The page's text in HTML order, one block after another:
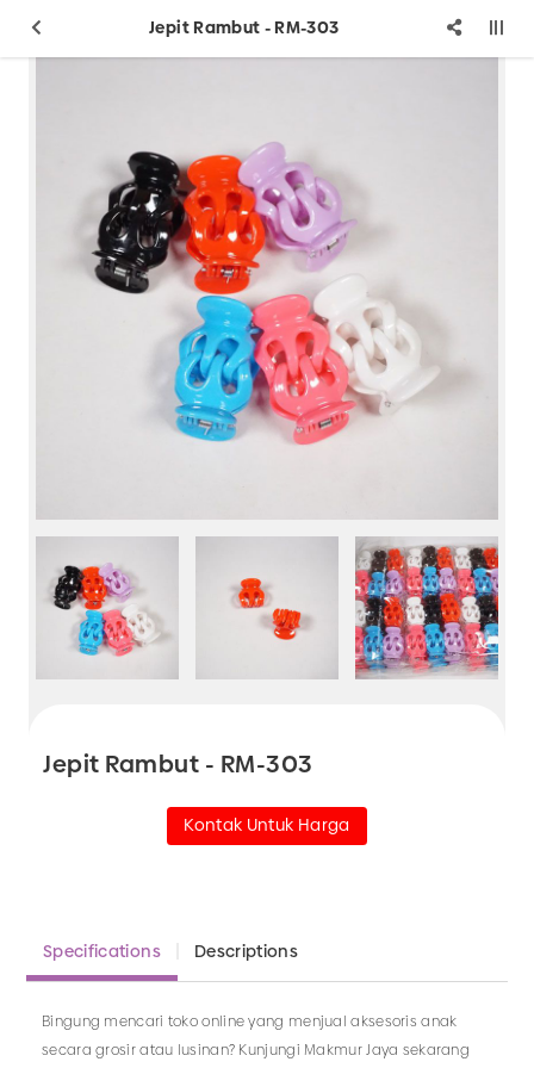
Jepit Rambut - RM-303
Jepit Rambut - RM-303
Kontak Untuk Harga
Specifications Descriptions
Bingung mencari toko online yang menjual aksesoris anak
secara grosir atau lusinan? Kunjungi Makmur Jaya sekarang